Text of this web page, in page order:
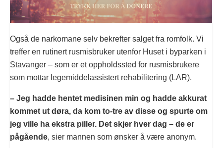
Også de narkomane selv bekrefter salget fra romfolk. Vi
treffer en rutinert rusmisbruker utenfor Huset i byparken i
Stavanger – som er et oppholdssted for rusmisbrukere
som mottar legemiddelassistert rehabilitering (LAR).
– Jeg hadde hentet medisinen min og hadde akkurat
kommet ut døra, da kom to-tre av disse og spurte om
jeg ville ha ekstra piller. Det skjer hver dag – de er
pågående, sier mannen som ønsker å være anonym.